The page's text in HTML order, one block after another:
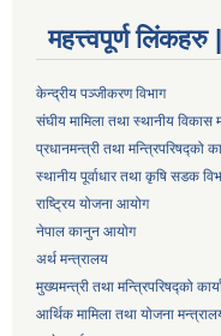
महत्त्वपूर्ण लिंकहरु |
केन्द्रीय पञ्जीकरण विभाग
संघीय मामिला तथा स्थानीय विकास
प्रधानमन्त्री तथा मन्त्रिपरिषद्को
स्थानीय पूर्वाधार तथा कृषि सडक
राष्ट्रिय योजना आयोग
नेपाल कानुन आयोग
अर्थ मन्त्रालय
मुख्यमन्त्री तथा मन्त्रिपरिषद्को
आर्थिक मामिला तथा योजना